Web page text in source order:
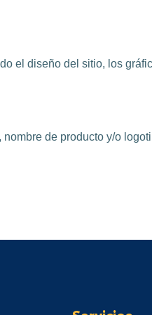
el diseño del sitio, los
de producto y/o